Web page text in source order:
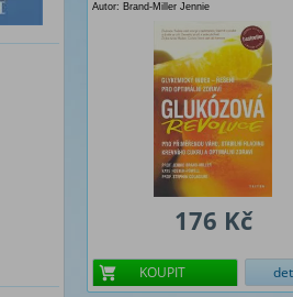
Autor: Brand-Miller Jennie
176 Kč
KOUPIT